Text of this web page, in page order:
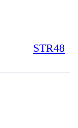
STR48